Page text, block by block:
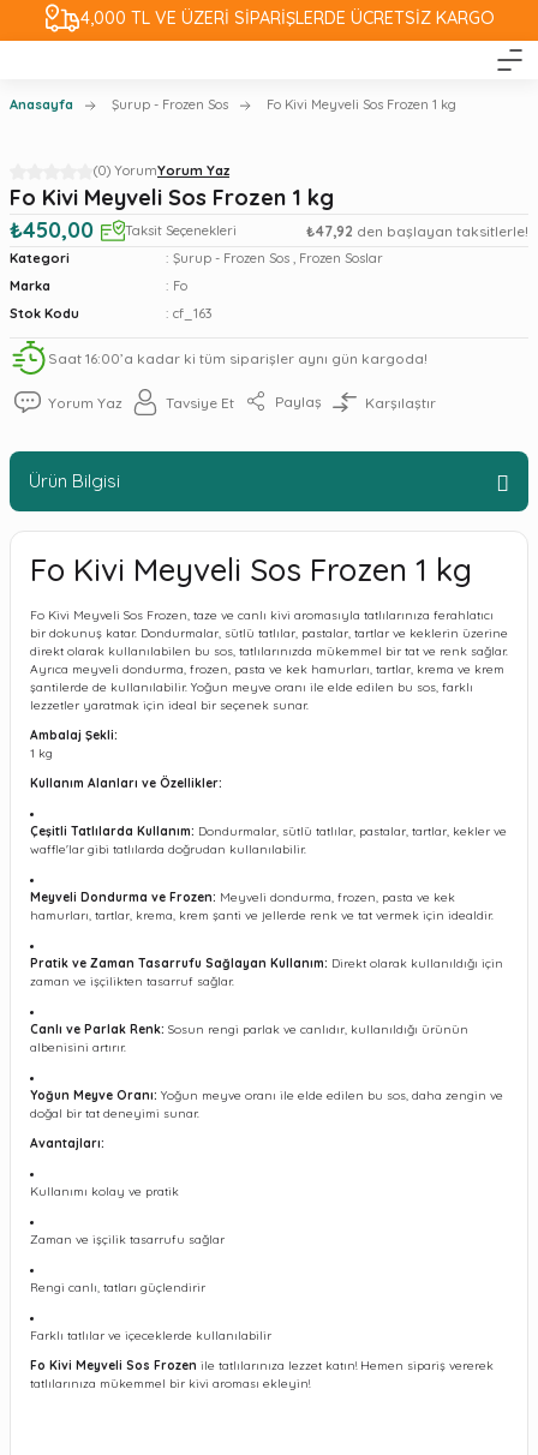
4,000 TL VE ÜZERİ SİPARİŞLERDE ÜCRETSİZ KARGO
Anasayfa Şurup - Frozen Sos Fo Kivi Meyveli Sos Frozen 1 kg
(0) YorumYorum Yaz
Fo Kivi Meyveli Sos Frozen 1 kg
₺450,00
Taksit Seçenekleri ₺47,92 den başlayan taksitlerle!
Kategori Şurup - Frozen Sos , Frozen Soslar
Marka
Fo
Stok Kodu
cf_163
Saat 16:00’a kadar ki tüm siparişler aynı gün kargoda!
Yorum Yaz Tavsiye Et Paylaş Karşılaştır
Ürün Bilgisi
Fo Kivi Meyveli Sos Frozen 1 kg
Fo Kivi Meyveli Sos Frozen, taze ve canlı kivi aromasıyla tatlılarınıza ferahlatıcı
bir dokunuş katar. Dondurmalar, sütlü tatlılar, pastalar, tartlar ve keklerin üzerine
direkt olarak kullanılabilen bu sos, tatlılarınızda mükemmel bir tat ve renk sağlar.
Ayrıca meyveli dondurma, frozen, pasta ve kek hamurları, tartlar, krema ve krem
şantilerde de kullanılabilir. Yoğun meyve oranı ile elde edilen bu sos, farklı
lezzetler yaratmak için ideal bir seçenek sunar.
Ambalaj Şekli:
1 kg
Kullanım Alanları ve Özellikler:
Çeşitli Tatlılarda Kullanım: Dondurmalar, sütlü tatlılar, pastalar, tartlar, kekler ve
waffle'lar gibi tatlılarda doğrudan kullanılabilir.
Meyveli Dondurma ve Frozen: Meyveli dondurma, frozen, pasta ve kek
hamurları, tartlar, krema, krem şanti ve jellerde renk ve tat vermek için idealdir.
Pratik ve Zaman Tasarrufu Sağlayan Kullanım: Direkt olarak kullanıldığı için
zaman ve işçilikten tasarruf sağlar.
Canlı ve Parlak Renk: Sosun rengi parlak ve canlıdır, kullanıldığı ürünün
albenisini artırır.
Yoğun Meyve Oranı: Yoğun meyve oranı ile elde edilen bu sos, daha zengin ve
doğal bir tat deneyimi sunar.
Avantajları:
Kullanımı kolay ve pratik
Zaman ve işçilik tasarrufu sağlar
Rengi canlı, tatları güçlendirir
Farklı tatlılar ve içeceklerde kullanılabilir
Fo Kivi Meyveli Sos Frozen ile tatlılarınıza lezzet katın! Hemen sipariş vererek
tatlılarınıza mükemmel bir kivi aroması ekleyin!